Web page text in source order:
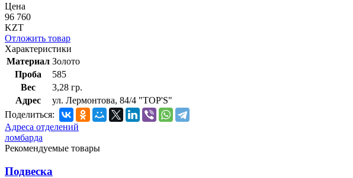
Цена
96 760
KZT
Отложить товар
Характеристики
Материал Золото
Проба
585
Вес
3,28 гр.
Адрес
ул. Лермонтова, 84/4 "TOP'S"
Поделиться:
Адреса отделений
ломбарда
Рекомендуемые товары
Подвеска